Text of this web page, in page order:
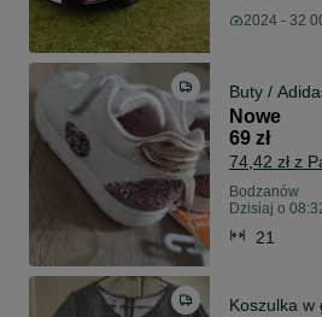
2024 - 32
Buty /
Nowe
69 zł
74,42 zł z
Bodzanów
Dzisiaj o
21
Koszulka w